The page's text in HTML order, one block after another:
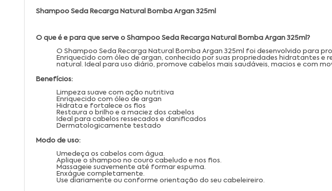
Shampoo Seda Recarga Natural Bomba Argan 325ml
O que é e para que serve o Shampoo Seda Recarga Natural Bomba Argan 325ml?
O Shampoo Seda Recarga Natural Bomba Argan 325ml foi desenvolvido para
Enriquecido com óleo de argan, conhecido por suas propriedades hidratantes
natural. Ideal para uso diário, promove cabelos mais saudáveis, macios e com
Benefícios:
Limpeza suave com ação nutritiva
Enriquecido com óleo de argan
Hidrata e fortalece os fios
Restaura o brilho e a maciez dos cabelos
Ideal para cabelos ressecados e danificados
Dermatologicamente testado
Modo de uso:
Umedeça os cabelos com água.
Aplique o shampoo no couro cabeludo e nos fios.
Massageie suavemente até formar espuma.
Enxágue completamente.
Use diariamente ou conforme orientação do seu cabeleireiro.